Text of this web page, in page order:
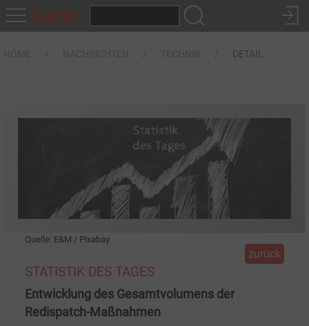
DETAIL
Quelle: E&M / Pixabay
zurück
STATISTIK DES TAGES
Entwicklung des Gesamtvolumens der
Redispatch-Maßnahmen